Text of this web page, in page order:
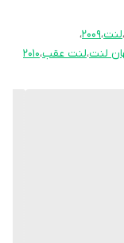
،لنت،2009،
لنت،لنت عقب،2010